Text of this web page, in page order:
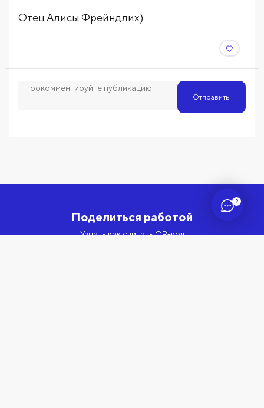
?
Отец Алисы Фрейндлих)
Отправить
Поделиться работой
Узнать как считать QR-код